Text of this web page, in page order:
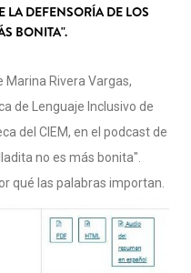
LA DEFENSORÍA DE LOS
BONITA".
Marina Rivera Vargas,
de Lenguaje Inclusivo de
del CIEM, en el podcast de
no es más bonita".
qué las palabras importan.